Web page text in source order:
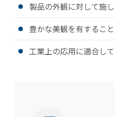
製品の外観に対して施
豊かな美観を有すること
工業上の応用に適合し